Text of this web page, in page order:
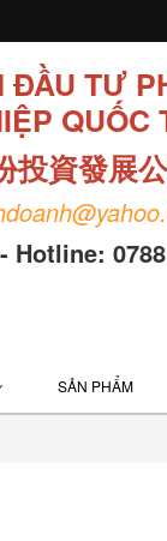
ĐẦU TƯ
QUỐC
投資發展
Hotline:
SẢN PHẨM